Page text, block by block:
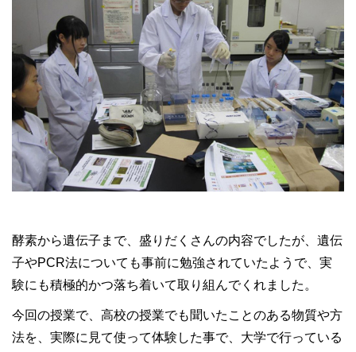
酵素から遺伝子まで、盛りだくさんの内容でしたが、遺伝
子やPCR法についても事前に勉強されていたようで、実
験にも積極的かつ落ち着いて取り組んでくれました。
今回の授業で、高校の授業でも聞いたことのある物質や方
法を、実際に見て使って体験した事で、大学で行っている